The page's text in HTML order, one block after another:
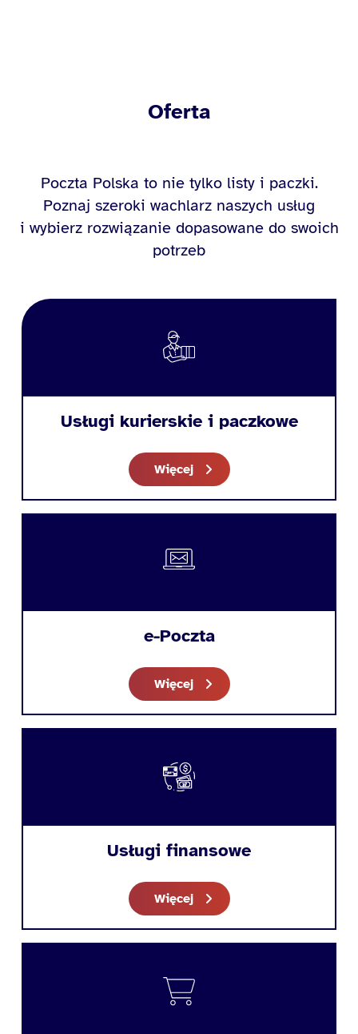
Oferta
Poczta Polska to nie tylko listy i paczki.
Poznaj szeroki wachlarz naszych usług
i wybierz rozwiązanie dopasowane do swoich
potrzeb
Usługi kurierskie i paczkowe
Więcej
e-Poczta
Więcej
Usługi finansowe
Więcej